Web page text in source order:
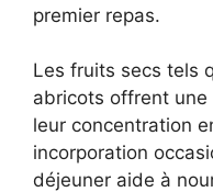
premier repas.
Les fruits secs tels
abricots offrent une
leur concentration
incorporation
déjeuner aide à